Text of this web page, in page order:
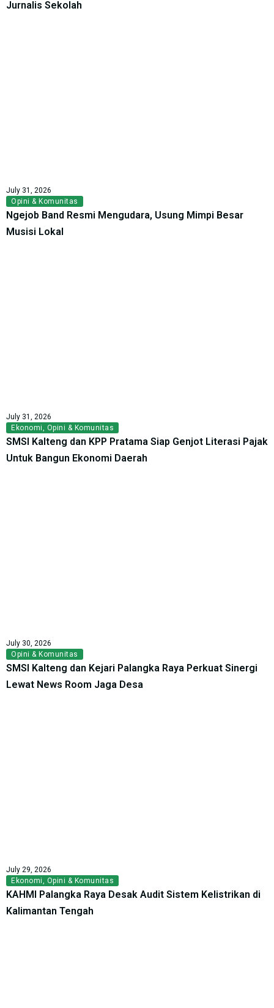
Jurnalis Sekolah
July 31, 2026
Opini & Komunitas
Ngejob Band Resmi Mengudara, Usung Mimpi Besar
Musisi Lokal
July 31, 2026
Ekonomi, Opini & Komunitas
SMSI Kalteng dan KPP Pratama Siap Genjot Literasi Pajak
Untuk Bangun Ekonomi Daerah
July 30, 2026
Opini & Komunitas
SMSI Kalteng dan Kejari Palangka Raya Perkuat Sinergi
Lewat News Room Jaga Desa
July 29, 2026
Ekonomi, Opini & Komunitas
KAHMI Palangka Raya Desak Audit Sistem Kelistrikan di
Kalimantan Tengah